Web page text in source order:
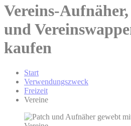
Vereins-
und
kaufen
Start
Verwendungszweck
Freizeit
Vereine